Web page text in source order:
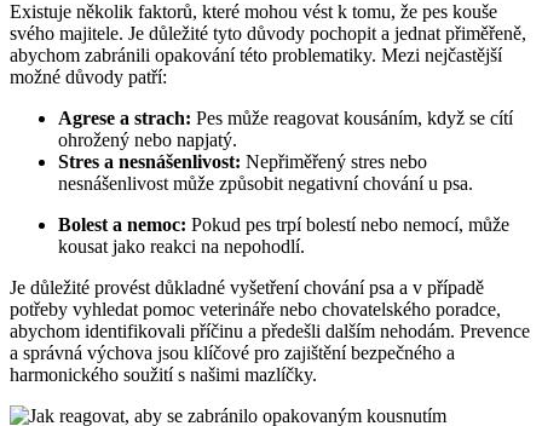
Existuje několik faktorů, které mohou vést k ‍tomu, že pes kouše
svého majitele. Je důležité tyto důvody ​pochopit a jednat ⁣přiměřeně,
abychom zabránili ⁤opakování této ⁢problematiky. Mezi nejčastější
možné důvody​ patří:
Agrese ⁣a strach: Pes ‍může reagovat kousáním, když ⁤se cítí‌
ohrožený nebo⁣ napjatý.
Stres‌ a ⁤nesnášenlivost: Nepřiměřený stres nebo
⁣nesnášenlivost‌ může způsobit ⁢negativní chování u psa.
Bolest a‌ nemoc: Pokud pes⁣ trpí bolestí nebo ‍nemocí, může‌
kousat​ jako reakci ‌na nepohodlí.
Je⁣ důležité provést důkladné vyšetření chování psa a​ v případě
‌potřeby vyhledat pomoc veterináře nebo chovatelského poradce,
abychom identifikovali příčinu a předešli​ dalším nehodám. Prevence
a ⁣správná výchova jsou klíčové ​pro‌ zajištění bezpečného a
harmonického ⁣soužití s‍ našimi mazlíčky.